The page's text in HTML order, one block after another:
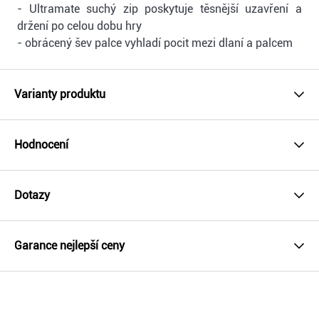
- Ultramate suchý zip poskytuje těsnější uzavření a
držení po celou dobu hry
- obrácený šev palce vyhladí pocit mezi dlaní a palcem
Varianty produktu
Hodnocení
Dotazy
Garance nejlepší ceny